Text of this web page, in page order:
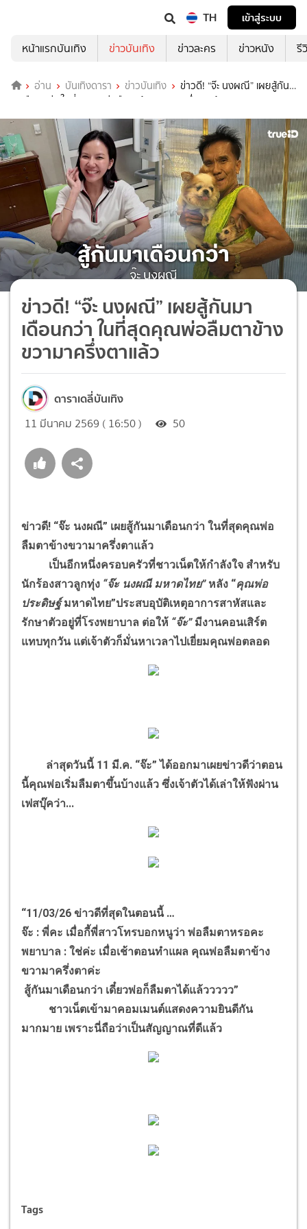
TH
เข้าสู่ระบบ
หน้าแรกบันเทิง
ข่าวบันเทิง ข่าวละคร ข่าวหนัง รี
อ่าน บันเทิงดารา ข่าวบันเทิง
ข่าวดี! “จ๊ะ นงผณี” เผยสู้กัน
มาเดือนกว่า ในที่สุดคุณพ่อลืมตาข้างขวามาครึ่งตาแล้ว
ข่าวดี! “จ๊ะ นงผณี” เผยสู้กันมา
เดือนกว่า ในที่สุดคุณพ่อลืมตาข้าง
ขวามาครึ่งตาแล้ว
ดาราเดลี่บันเทิง
11 มีนาคม 2569 ( 16:50 ) 50
ข่าวดี! “จ๊ะ นงผณี” เผยสู้กันมาเดือนกว่า ในที่สุดคุณพ่อ
ลืมตาข้างขวามาครึ่งตาแล้ว
เป็นอีกหนึ่งครอบครัวที่ชาวเน็ตให้กำลังใจ สำหรับ
นักร้องสาวลูกทุ่ง “จ๊ะ นงผณี มหาดไทย” หลัง “คุณพ่อ
ประดิษฐ์มหาดไทย”ประสบอุบัติเหตุอาการสาหัสและ
รักษาตัวอยู่ที่โรงพยาบาล ต่อให้ “จ๊ะ”มีงานคอนเสิร์ต
แทบทุกวัน แต่เจ้าตัวก็มั่นหาเวลาไปเยี่ยมคุณพ่อตลอด
ล่าสุดวันนี้ 11 มี.ค. “จ๊ะ” ได้ออกมาเผยข่าวดีว่าตอน
นี้คุณพ่อเริ่มลืมตาขึ้นบ้างแล้ว ซึ่งเจ้าตัวได้เล่าให้ฟังผ่าน
เฟสบุ๊คว่า...
“11/03/26 ข่าวดีที่สุดในตอนนี้ …
จ๊ะ : พี่คะ เมื่อกี้พี่สาวโทรบอกหนูว่า พ่อลืมตาหรอคะ
พยาบาล : ใช่ค่ะ เมื่อเช้าตอนทำแผล คุณพ่อลืมตาข้าง
ขวามาครึ่งตาค่ะ
สู้กันมาเดือนกว่า เดี๋ยวพ่อก็ลืมตาได้แล้ววววว”
ชาวเน็ตเข้ามาคอมเมนต์แสดงความยินดีกัน
มากมาย เพราะนี่ถือว่าเป็นสัญญาณที่ดีแล้ว
Tags